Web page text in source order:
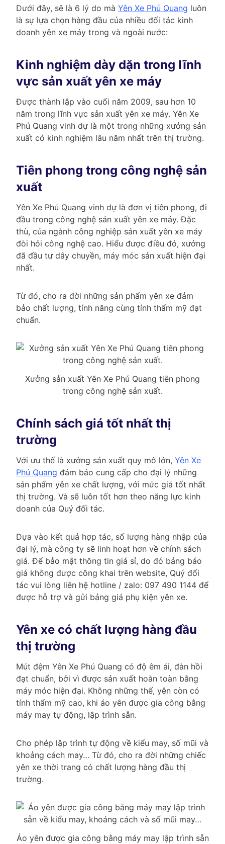
Dưới đây, sẽ là 6 lý do mà Yên Xe Phú Quang luôn
là sự lựa chọn hàng đầu của nhiều đối tác kinh
doanh yên xe máy trong và ngoài nước:
Kinh nghiệm dày dặn trong lĩnh
vực sản xuất yên xe máy
Được thành lập vào cuối năm 2009, sau hơn 10
năm trong lĩnh vực sản xuất yên xe máy. Yên Xe
Phú Quang vinh dự là một trong những xưởng sản
xuất có kinh nghiệm lâu năm nhất trên thị trường.
Tiên phong trong công nghệ sản
xuất
Yên Xe Phú Quang vinh dự là đơn vị tiên phong, đi
đầu trong công nghệ sản xuất yên xe máy. Đặc
thù, của ngành công nghiệp sản xuất yên xe máy
đòi hỏi công nghệ cao. Hiểu được điều đó, xưởng
đã đầu tư dây chuyền, máy móc sản xuất hiện đại
nhất.
Từ đó, cho ra đời những sản phẩm yên xe đảm
bảo chất lượng, tính năng cùng tính thẩm mỹ đạt
chuẩn.
Xưởng sản xuất Yên Xe Phú Quang tiên phong
trong công nghệ sản xuất.
Chính sách giá tốt nhất thị
trường
Với ưu thế là xưởng sản xuất quy mô lớn, Yên Xe
Phú Quang đảm bảo cung cấp cho đại lý những
sản phẩm yên xe chất lượng, với mức giá tốt nhất
thị trường. Và sẽ luôn tốt hơn theo năng lực kinh
doanh của Quý đối tác.
Dựa vào kết quả hợp tác, số lượng hàng nhập của
đại lý, mà công ty sẽ linh hoạt hơn về chính sách
giá. Để bảo mật thông tin giá sỉ, do đó bảng báo
giá không được công khai trên website, Quý đối
tác vui lòng liên hệ hotline / zalo: 097 490 1144 để
được hỗ trợ và gửi bảng giá phụ kiện yên xe.
Yên xe có chất lượng hàng đầu
thị trường
Mút đệm Yên Xe Phú Quang có độ êm ái, đàn hồi
đạt chuẩn, bởi vì được sản xuất hoàn toàn bằng
máy móc hiện đại. Không những thế, yên còn có
tính thẩm mỹ cao, khi áo yên được gia công bằng
máy may tự động, lập trình sẵn.
Cho phép lập trình tự động về kiểu may, số mũi và
khoảng cách may… Từ đó, cho ra đời những chiếc
yên xe thời trang có chất lượng hàng đầu thị
trường.
Áo yên được gia công bằng máy may lập trình sẵn